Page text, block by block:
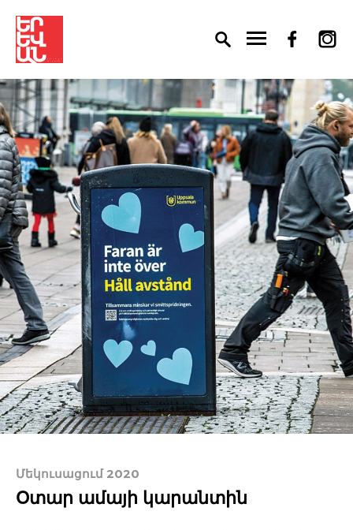
Մեկուսացում 2020
Օտար ամայի կարանտին